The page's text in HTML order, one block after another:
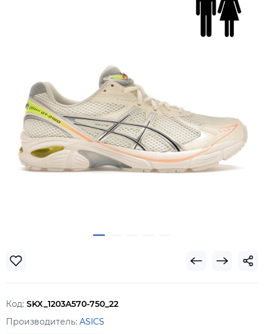
Код: SKX_1203A570-750_22
Производитель: ASICS